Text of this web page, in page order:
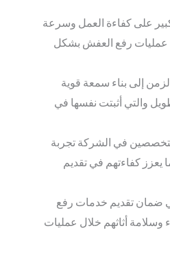
كبير على كفاءة العمل وسرعة
عمليات رفع العفش بشكل
إلى بناء سمعة قوية
والتي أثبتت نفسها في
في الشركة تجربة
يعزز كفاءتهم في تقديم
في ضمان تقديم خدمات رفع
وسلامة أثاثهم خلال عمليات